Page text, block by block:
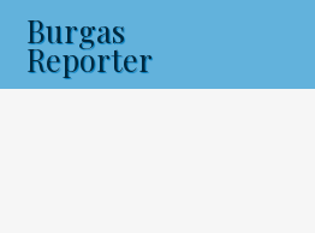
Burgas
Reporter